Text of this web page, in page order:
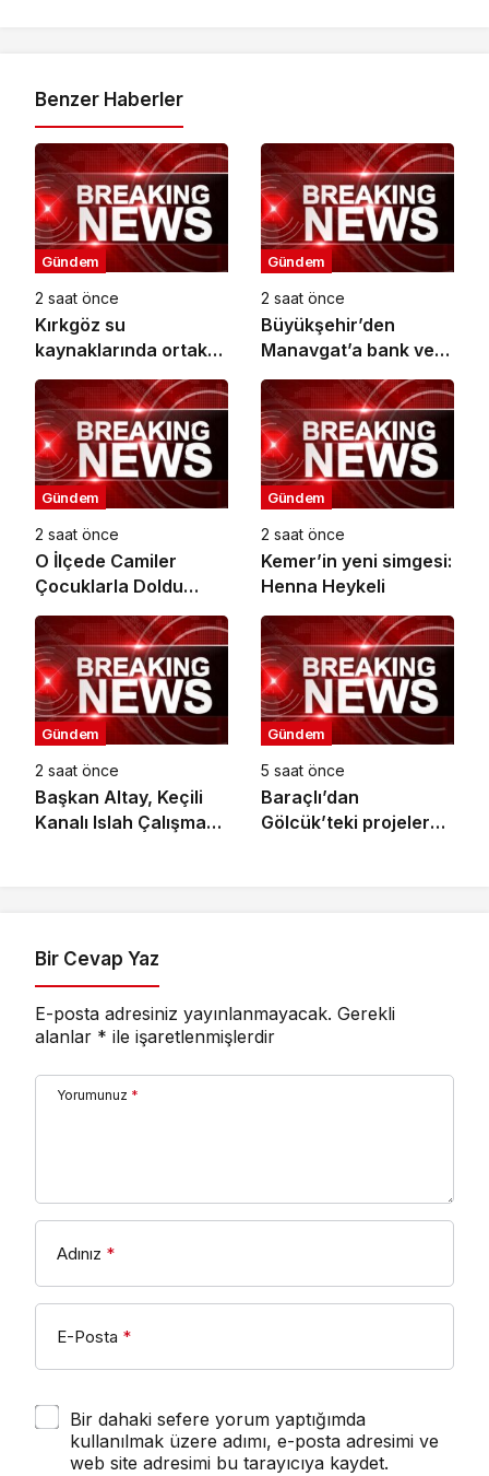
Benzer Haberler
Gündem
2 saat önce
Kırkgöz su
kaynaklarında ortak
koruma seferberliği
Gündem
2 saat önce
Büyükşehir’den
Manavgat’a bank ve
piknik masası desteği
Gündem
2 saat önce
O İlçede Camiler
Çocuklarla Doldu
Taştı
Gündem
2 saat önce
Kemer’in yeni simgesi:
Henna Heykeli
Gündem
2 saat önce
Başkan Altay, Keçili
Kanalı Islah Çalışması
Gündem
5 saat önce
Baraçlı’dan
Gölcük’teki projelere
Bir Cevap Yaz
E-posta adresiniz yayınlanmayacak. Gerekli
alanlar * ile işaretlenmişlerdir
Yorumunuz *
Adınız *
E-Posta *
Bir dahaki sefere yorum yaptığımda
kullanılmak üzere adımı, e-posta adresimi ve
web site adresimi bu tarayıcıya kaydet.